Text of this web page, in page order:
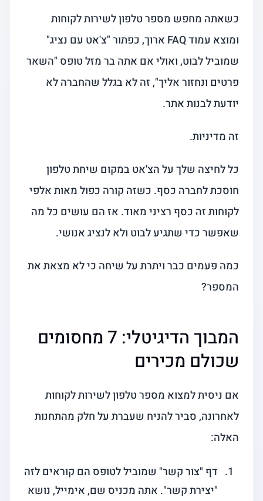
כשאתה מחפש מספר טלפון לשירות לקוחות
ומוצא עמוד FAQ ארוך, כפתור "צ'אט עם נציג"
שמוביל לבוט, ואולי אם אתה בר מזל טופס "השאר
פרטים ונחזור אליך", זה לא בגלל שהחברה לא
יודעת לבנות אתר.
זה מדיניות.
כל לחיצה שלך על הצ'אט במקום שיחת טלפון
חוסכת לחברה כסף. כשזה קורה כפול מאות אלפי
לקוחות זה כסף רציני מאוד. אז הם עושים כל מה
שאפשר כדי שתגיע לבוט ולא לנציג אנושי.
כמה פעמים כבר ויתרת על שיחה כי לא מצאת את
המספר?
המבוך הדיגיטלי: 7 מחסומים
שכולם מכירים
אם ניסית למצוא מספר טלפון לשירות לקוחות
לאחרונה, סביר להניח שעברת על חלק מהתחנות
האלה:
דף "צור קשר" שמוביל לטופס הם קוראים לזה
"יצירת קשר". אתה מכניס שם, אימייל, נושא